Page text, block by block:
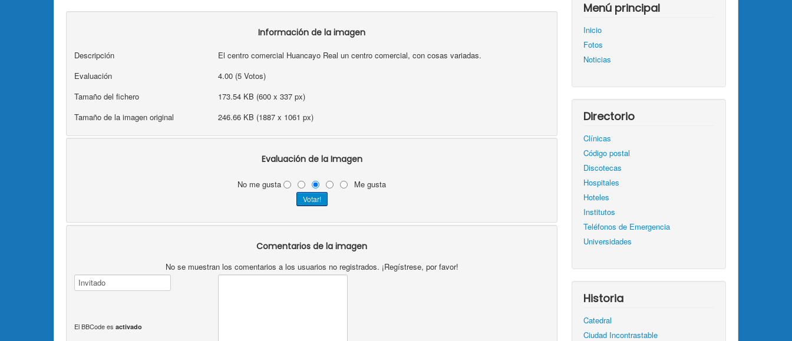
Información de la imagen
Descripción
El centro comercial Huancayo Real un centro comercial, con cosas variadas.
Evaluación
4.00 (5 Votos)
Tamaño del fichero
173.54 KB (600 x 337 px)
Tamaño de la imagen original
246.66 KB (1887 x 1061 px)
Evaluación de la Imagen
No me gusta Me gusta
Comentarios de la imagen
No se muestran los comentarios a los usuarios no registrados. ¡Regístrese, por favor!
El BBCode es activado
Menú principal
Inicio
Fotos
Noticias
Directorio
Clínicas
Código postal
Discotecas
Hospitales
Hoteles
Institutos
Teléfonos de Emergencia
Universidades
Historia
Catedral
Ciudad Incontrastable